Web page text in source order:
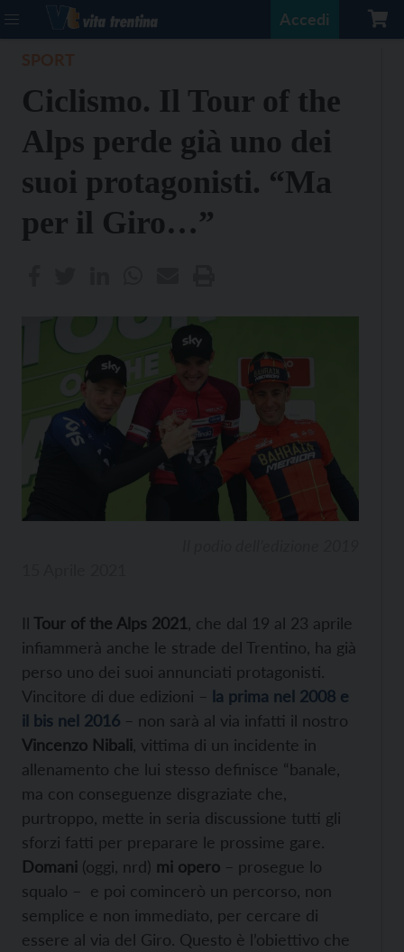
Accedi
Ciclismo. Il Tour of the
Alps perde già uno dei
suoi protagonisti. “Ma
per il Giro…”
Il Tour of the Alps 2021 , che dal 19 al 23 aprile
infiammerà anche le strade del Trentino, ha già
perso uno dei suoi annunciati protagonisti.
Vincitore di due edizioni – la prima nel 2008 e
il bis nel 2016 – non sarà al via infatti il nostro
Vincenzo Nibali , vittima di un incidente in
allenamento che lui stesso definisce “banale,
ma con conseguenze disgraziate che,
purtroppo, mette in seria discussione tutti gli
sforzi fatti per preparare le prossime gare.
Domani (oggi, nrd) mi opero – prosegue lo
squalo – e poi comincerò un percorso, non
semplice e non immediato, per cercare di
essere al via del Giro. Questo è l’obiettivo che